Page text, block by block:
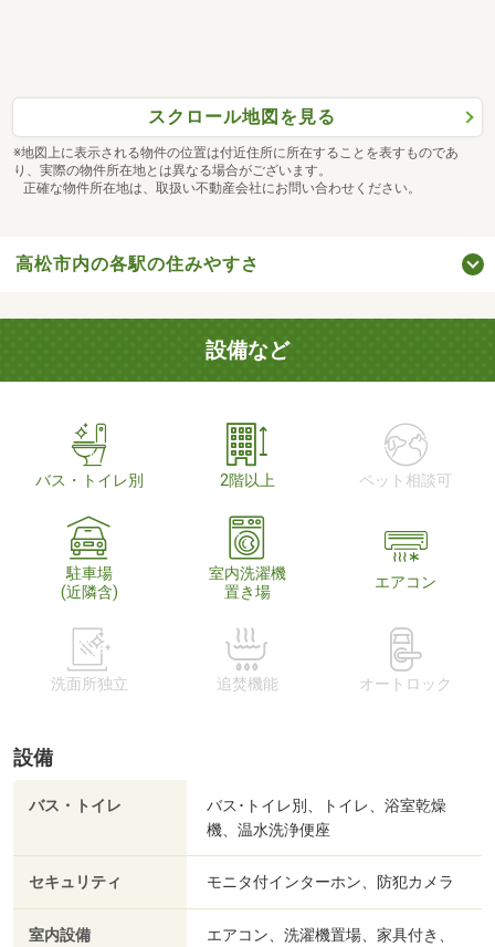
スクロール地図を見る
※地図上に表示される物件の位置は付近住所に所在することを表すものであ
り、実際の物件所在地とは異なる場合がございます。
正確な物件所在地は、取扱い不動産会社にお問い合わせください。
高松市内の各駅の住みやすさ
設備など
バス・トイレ別 2階以上 ペット相談可
駐車場
(近隣含)
室内洗濯機
置き場
エアコン
洗面所独立 追焚機能 オートロック
設備
バス・トイレ
バス･トイレ別、トイレ、浴室乾燥
機、温水洗浄便座
セキュリティ モニタ付インターホン、防犯カメラ
室内設備
エアコン、洗濯機置場、家具付き、